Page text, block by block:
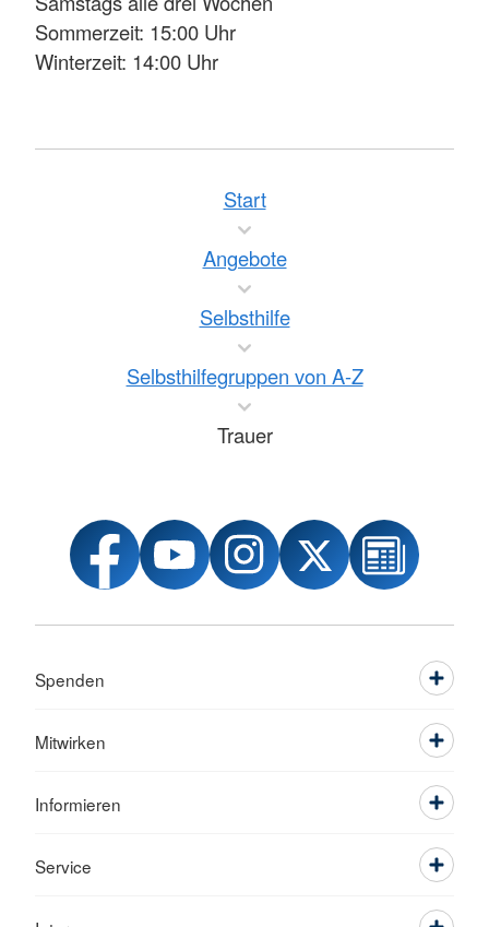
Sommerzeit: 15:00 Uhr
Winterzeit: 14:00 Uhr
Start
Angebote
Selbsthilfe
Selbsthilfegruppen von A-Z
Trauer
Spenden
Mitwirken
Informieren
Service